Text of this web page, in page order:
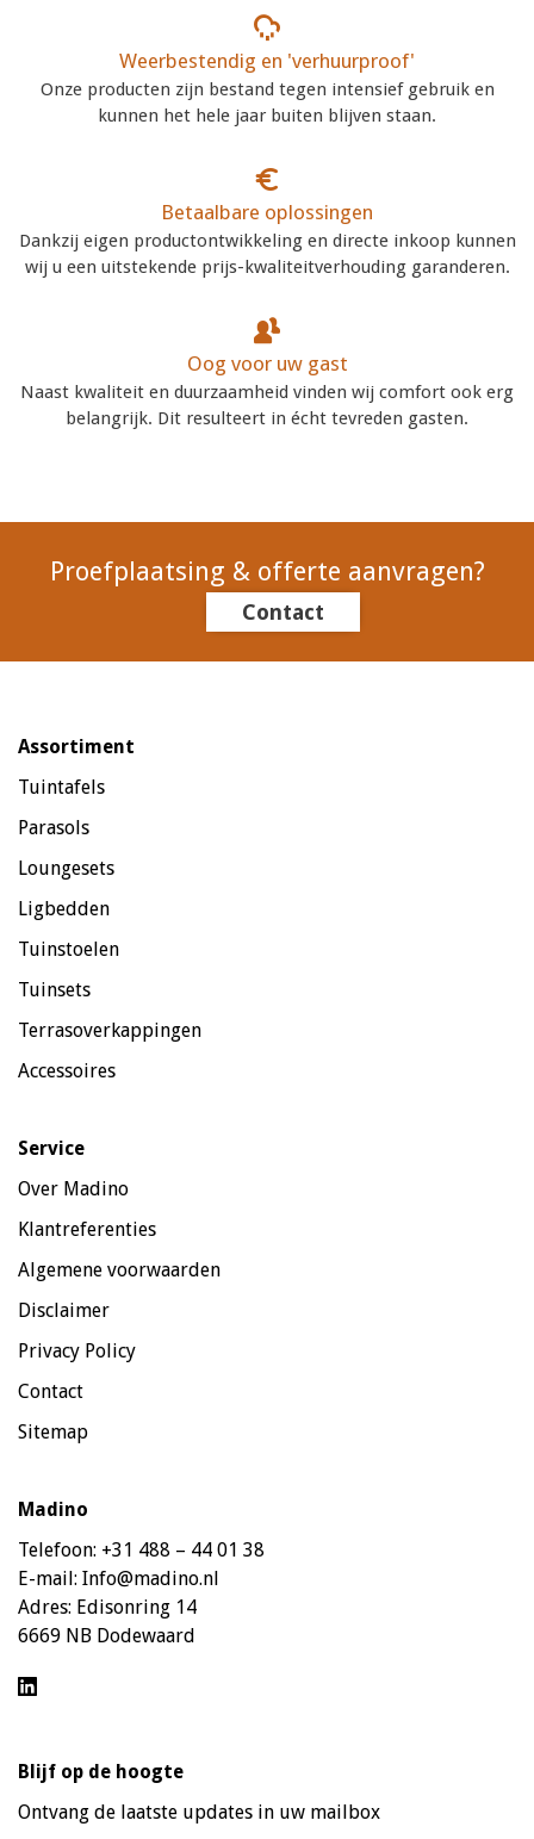
Weerbestendig en 'verhuurproof'
Onze producten zijn bestand tegen intensief gebruik en
kunnen het hele jaar buiten blijven staan.
Betaalbare oplossingen
Dankzij eigen productontwikkeling en directe inkoop kunnen
wij u een uitstekende prijs-kwaliteitverhouding garanderen.
Oog voor uw gast
Naast kwaliteit en duurzaamheid vinden wij comfort ook erg
belangrijk. Dit resulteert in écht tevreden gasten.
Proefplaatsing & offerte aanvragen?
Contact
Assortiment
Tuintafels
Parasols
Loungesets
Ligbedden
Tuinstoelen
Tuinsets
Terrasoverkappingen
Accessoires
Service
Over Madino
Klantreferenties
Algemene voorwaarden
Disclaimer
Privacy Policy
Contact
Sitemap
Madino
Telefoon: +31 488 – 44 01 38
E-mail: Info@madino.nl
Adres: Edisonring 14
6669 NB Dodewaard
Blijf op de hoogte
Ontvang de laatste updates in uw mailbox